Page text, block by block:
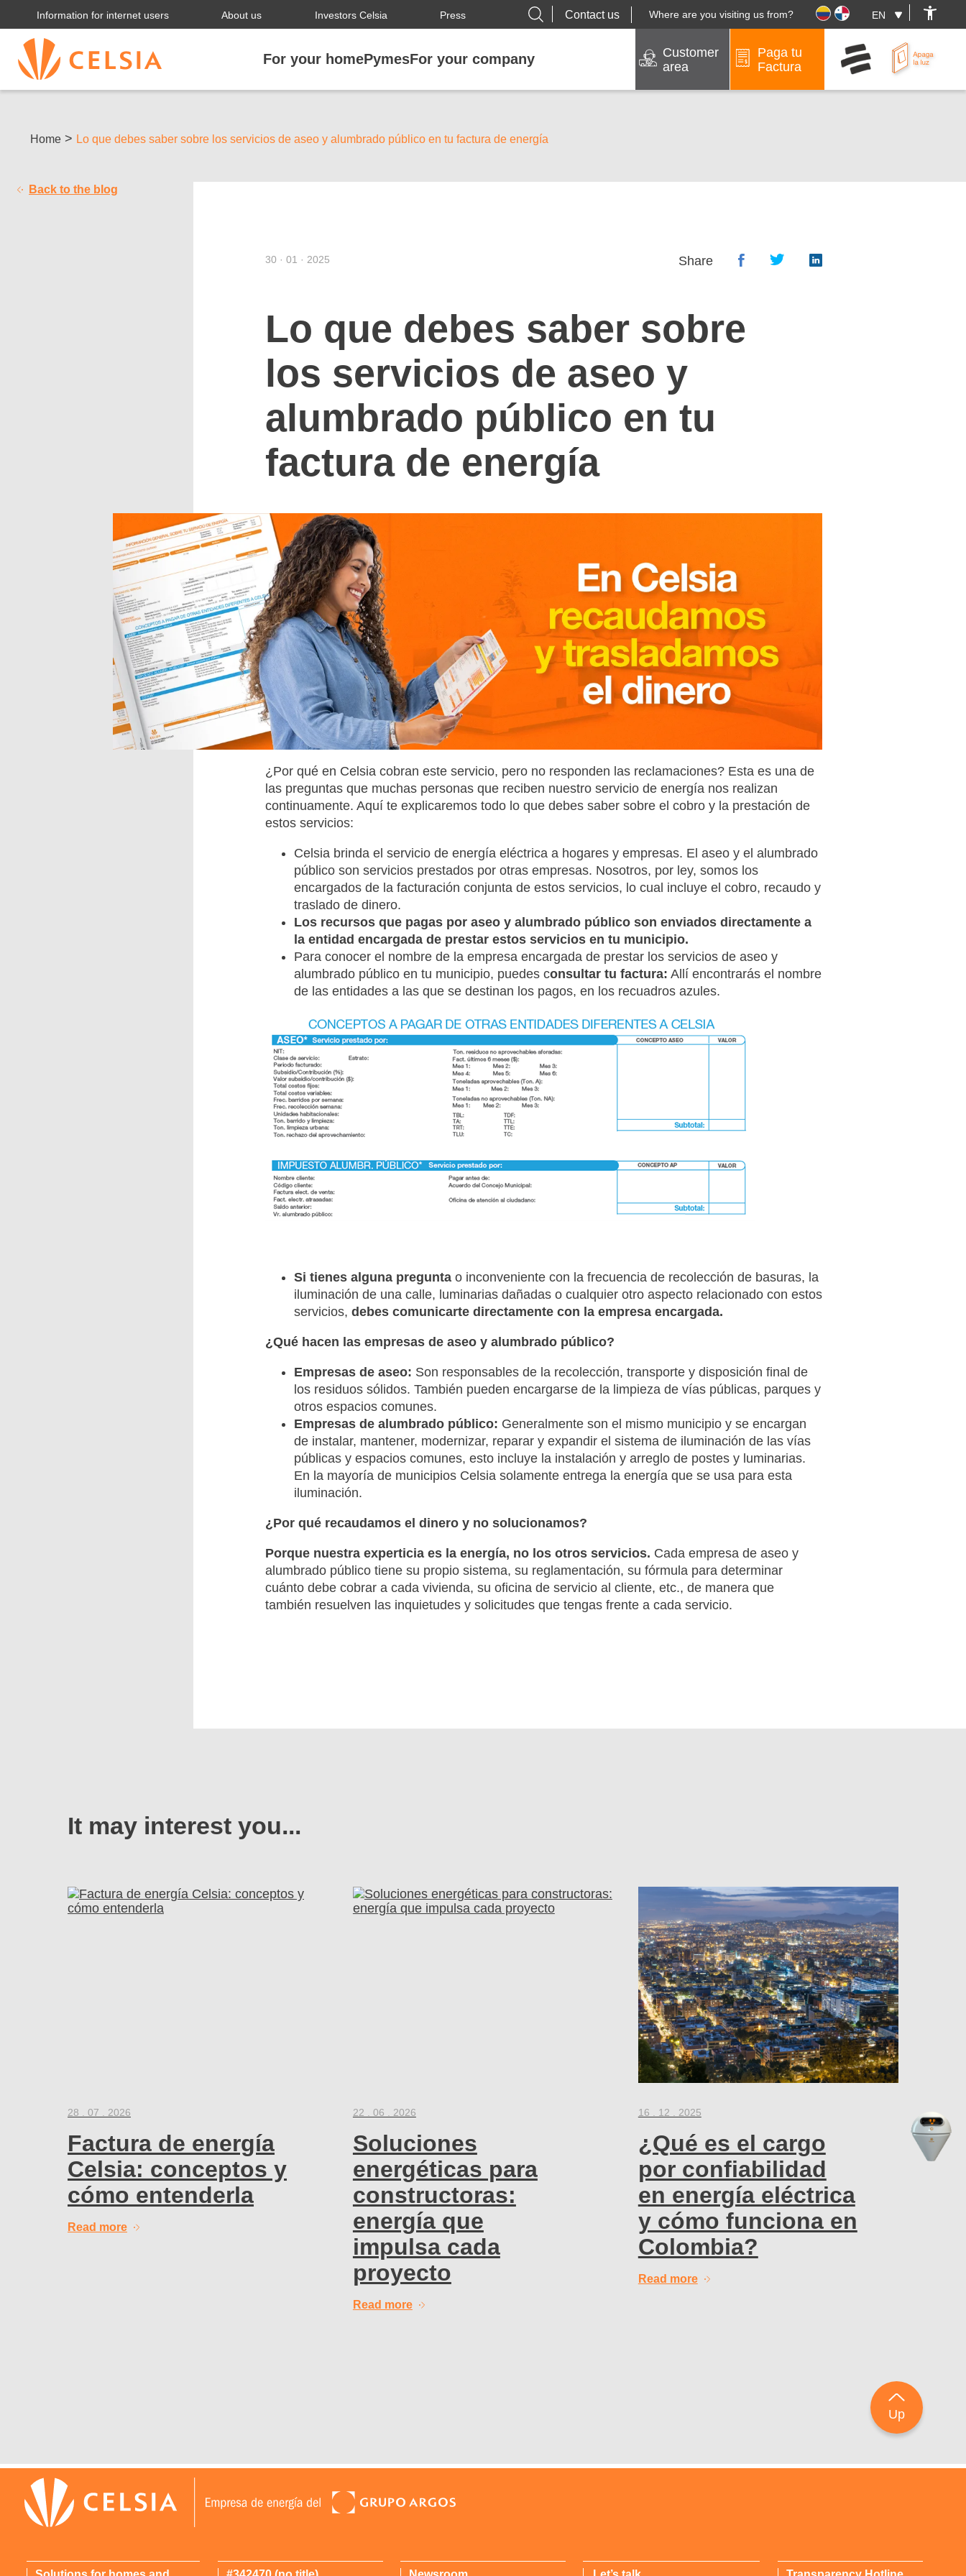
Information for internet users About us Investors Celsia Press Contact us Where are you visiting us from?
For your homePymesFor your company
Customer
area
Paga tu
Factura
Home > Lo que debes saber sobre los servicios de aseo y alumbrado público en tu factura de energía
Back to the blog
30 · 01 · 2025 Share
Lo que debes saber sobre
los servicios de aseo y
alumbrado público en tu
factura de energía
¿Por qué en Celsia cobran este servicio, pero no responden las reclamaciones? Esta es una de
las preguntas que muchas personas que reciben nuestro servicio de energía nos realizan
continuamente. Aquí te explicaremos todo lo que debes saber sobre el cobro y la prestación de
estos servicios:
Celsia brinda el servicio de energía eléctrica a hogares y empresas. El aseo y el alumbrado
público son servicios prestados por otras empresas. Nosotros, por ley, somos los
encargados de la facturación conjunta de estos servicios, lo cual incluye el cobro, recaudo y
traslado de dinero.
Los recursos que pagas por aseo y alumbrado público son enviados directamente a
la entidad encargada de prestar estos servicios en tu municipio.
Para conocer el nombre de la empresa encargada de prestar los servicios de aseo y
alumbrado público en tu municipio, puedes consultar tu factura: Allí encontrarás el nombre
de las entidades a las que se destinan los pagos, en los recuadros azules.
Si tienes alguna preguntao inconveniente con la frecuencia de recolección de basuras, la
iluminación de una calle, luminarias dañadas o cualquier otro aspecto relacionado con estos
servicios, debes comunicarte directamente con la empresa encargada.
¿Qué hacen las empresas de aseo y alumbrado público?
Empresas de aseo: Son responsables de la recolección, transporte y disposición final de
los residuos sólidos. También pueden encargarse de la limpieza de vías públicas, parques y
otros espacios comunes.
Empresas de alumbrado público: Generalmente son el mismo municipio y se encargan
de instalar, mantener, modernizar, reparar y expandir el sistema de iluminación de las vías
públicas y espacios comunes, esto incluye la instalación y arreglo de postes y luminarias.
En la mayoría de municipios Celsia solamente entrega la energía que se usa para esta
iluminación.
¿Por qué recaudamos el dinero y no solucionamos?
Porque nuestra experticia es la energía, no los otros servicios. Cada empresa de aseo y
alumbrado público tiene su propio sistema, su reglamentación, su fórmula para determinar
cuánto debe cobrar a cada vivienda, su oficina de servicio al cliente, etc., de manera que
también resuelven las inquietudes y solicitudes que tengas frente a cada servicio.
It may interest you...
28 . 07 . 2026
Factura de energía
Celsia: conceptos y
cómo entenderla
Read more
22 . 06 . 2026
Soluciones
energéticas para
constructoras:
energía que
impulsa cada
proyecto
Read more
16 . 12 . 2025
¿Qué es el cargo
por confiabilidad
en energía eléctrica
y cómo funciona en
Colombia?
Read more
Up